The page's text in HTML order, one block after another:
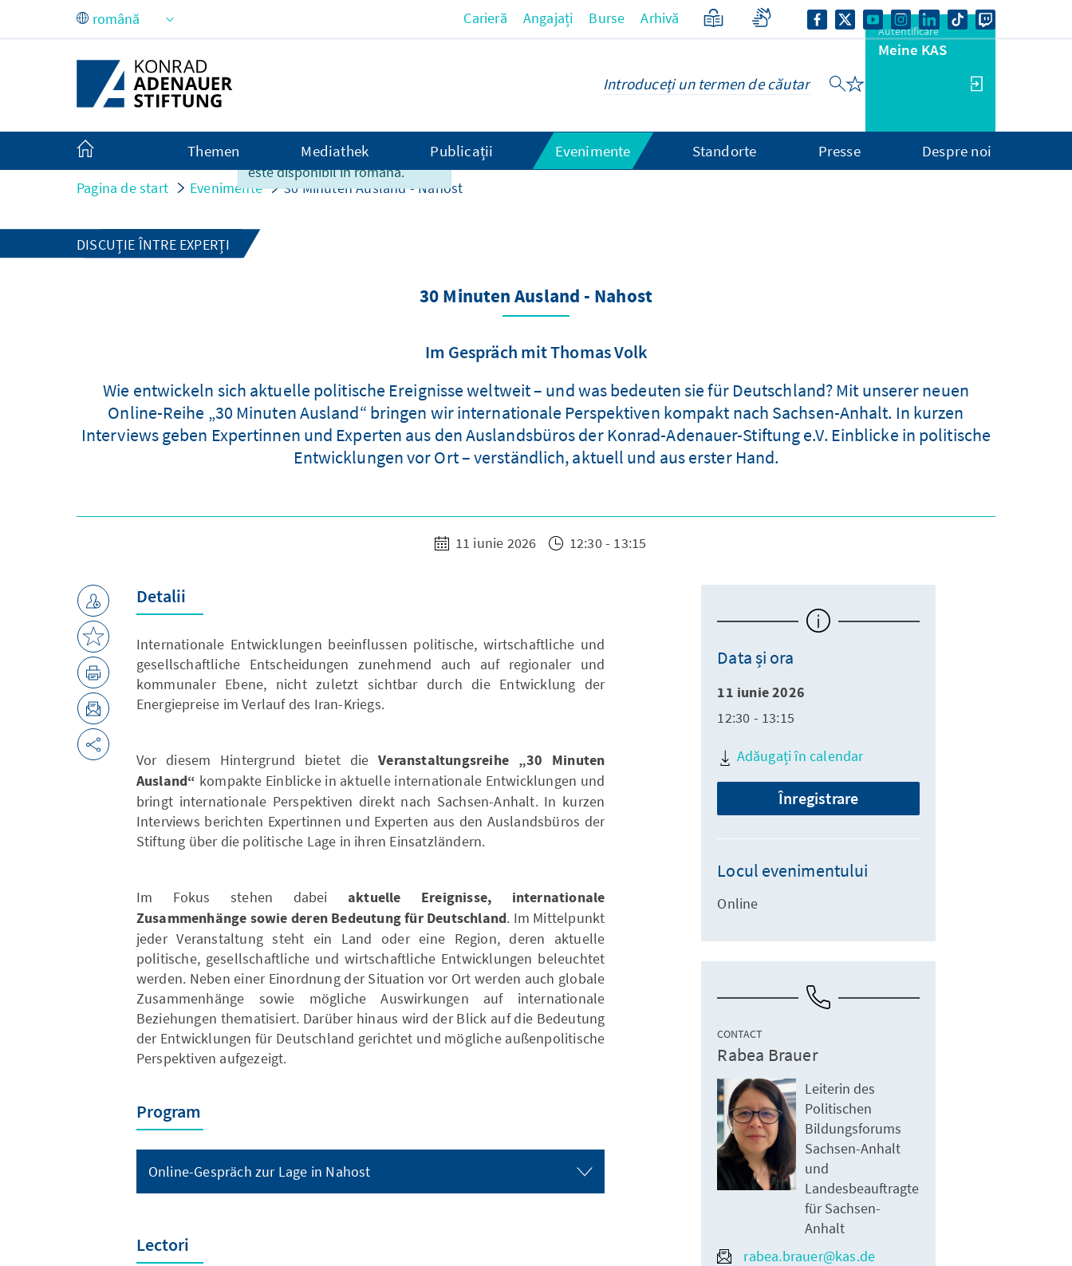
Skip to Main Content
Conținutul acestei pagini nu
este disponibil in română.
Carieră Angajați Burse Arhivă
Autentificare
Meine KAS
Themen Mediathek Publicații Evenimente Standorte Presse Despre noi
Pagina de start Evenimente 30 Minuten Ausland - Nahost
DISCUȚIE ÎNTRE EXPERȚI
30 Minuten Ausland - Nahost
Im Gespräch mit Thomas Volk
Wie entwickeln sich aktuelle politische Ereignisse weltweit – und was bedeuten sie für Deutschland? Mit unserer neuen
Online-Reihe „30 Minuten Ausland“ bringen wir internationale Perspektiven kompakt nach Sachsen-Anhalt. In kurzen
Interviews geben Expertinnen und Experten aus den Auslandsbüros der Konrad-Adenauer-Stiftung e.V. Einblicke in politische
Entwicklungen vor Ort – verständlich, aktuell und aus erster Hand.
11 iunie 2026 12:30 - 13:15
Detalii
Internationale Entwicklungen beeinflussen politische, wirtschaftliche und
gesellschaftliche Entscheidungen zunehmend auch auf regionaler und
kommunaler Ebene, nicht zuletzt sichtbar durch die Entwicklung der
Energiepreise im Verlauf des Iran-Kriegs.
Vor diesem Hintergrund bietet dieVeranstaltungsreihe „30 Minuten
Ausland“ kompakte Einblicke in aktuelle internationale Entwicklungen und
bringt internationale Perspektiven direkt nach Sachsen-Anhalt. In kurzen
Interviews berichten Expertinnen und Experten aus den Auslandsbüros der
Stiftung über die politische Lage in ihren Einsatzländern.
Im Fokus stehen dabei aktuelle Ereignisse, internationale
Zusammenhänge sowie deren Bedeutung für Deutschland. Im Mittelpunkt
jeder Veranstaltung steht ein Land oder eine Region, deren aktuelle
politische, gesellschaftliche und wirtschaftliche Entwicklungen beleuchtet
werden. Neben einer Einordnung der Situation vor Ort werden auch globale
Zusammenhänge sowie mögliche Auswirkungen auf internationale
Beziehungen thematisiert. Darüber hinaus wird der Blick auf die Bedeutung
der Entwicklungen für Deutschland gerichtet und mögliche außenpolitische
Perspektiven aufgezeigt.
Program
Online-Gespräch zur Lage in Nahost
Lectori
Data și ora
11 iunie 2026
12:30 - 13:15
Adăugați în calendar
Înregistrare
Locul evenimentului
Online
CONTACT
Rabea Brauer
Leiterin des
Politischen
Bildungsforums
Sachsen-Anhalt
und
Landesbeauftragte
für Sachsen-
Anhalt
rabea.brauer@kas.de